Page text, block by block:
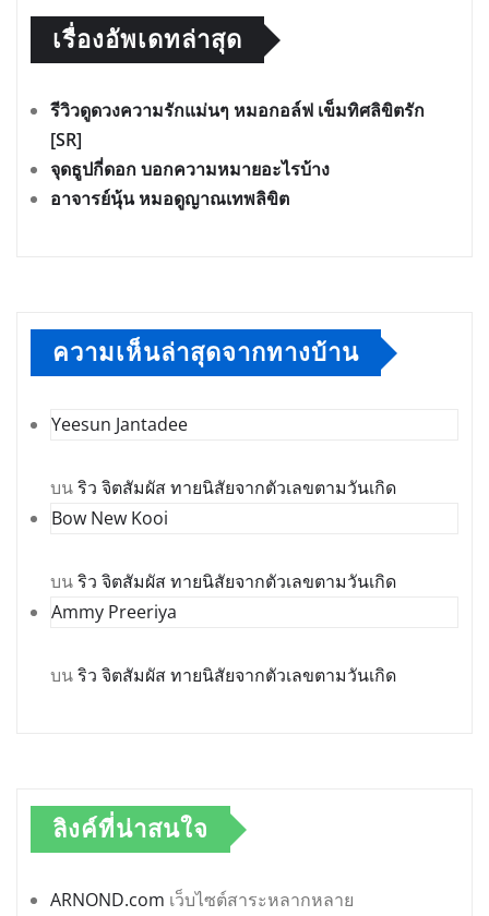
เรื่องอัพเดทล่าสุด
รีวิวดูดวงความรักแม่นๆ หมอกอล์ฟ เข็มทิศลิขิตรัก
[SR]
จุดธูปกี่ดอก บอกความหมายอะไรบ้าง
อาจารย์นุ้น หมอดูญาณเทพลิขิต
ความเห็นล่าสุดจากทางบ้าน
Yeesun Jantadee
บนริว จิตสัมผัส ทายนิสัยจากตัวเลขตามวันเกิด
Bow New Kooi
บนริว จิตสัมผัส ทายนิสัยจากตัวเลขตามวันเกิด
Ammy Preeriya
บนริว จิตสัมผัส ทายนิสัยจากตัวเลขตามวันเกิด
ลิงค์ที่น่าสนใจ
ARNOND.com เว็บไซต์สาระหลากหลาย